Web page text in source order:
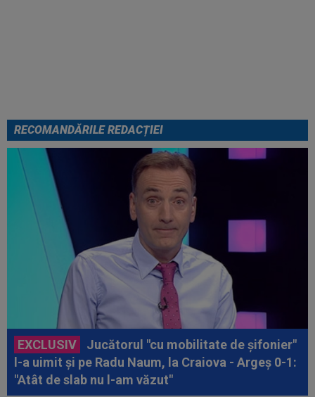
RECOMANDĂRILE REDACȚIEI
EXCLUSIV
Jucătorul "cu mobilitate de șifonier"
l-a uimit și pe Radu Naum, la Craiova - Argeș 0-1:
"Atât de slab nu l-am văzut"